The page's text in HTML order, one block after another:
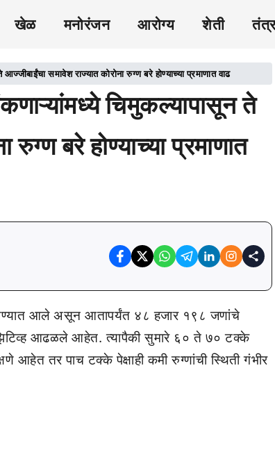
खेळ मनोरंजन आरोग्य शेती
समावेश राज्यात कोरोना रुग्ण बरे होण्याच्या प्रमाणात वाढ
चिमुकल्यापासून ते
बरे होण्याच्या प्रमाणात
आले असून आतापर्यंत ४८ हजार १९८ जणांचे
आढळले आहेत. त्यापैकी सुमारे ६० ते ७० टक्के
तर पाच टक्के पेक्षाही कमी रुग्णांची स्थिती गंभीर